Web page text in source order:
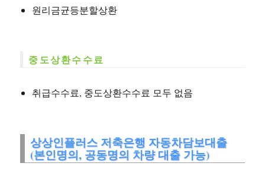
원리금균등분할상환
중도상환수수료
취급수수료, 중도상환수수료 모두 없음
상상인플러스 저축은행 자동차담보대출
(본인명의, 공동명의 차량 대출 가능)